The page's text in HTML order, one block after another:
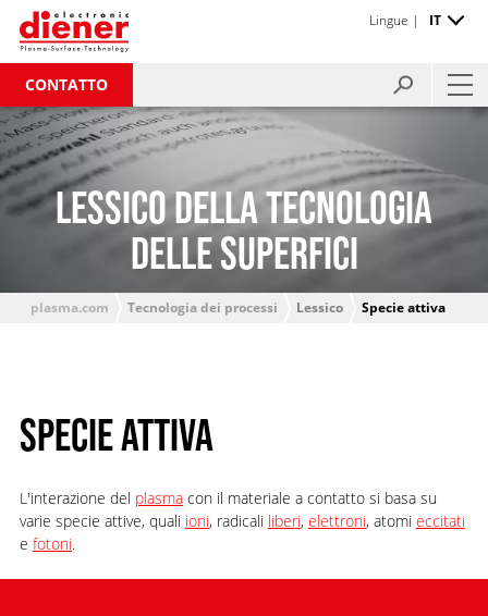
CONTATTO
Lingue | IT
LESSICO DELLA TECNOLOGIA
DELLE SUPERFICI
plasma.com Tecnologia dei processi Lessico Specie attiva
SPECIE ATTIVA
L'interazione del plasmacon il materiale a contatto si basa su
varie specie attive, quali ioni, radicali liberi, elettroni, atomi eccitati
e fotoni.